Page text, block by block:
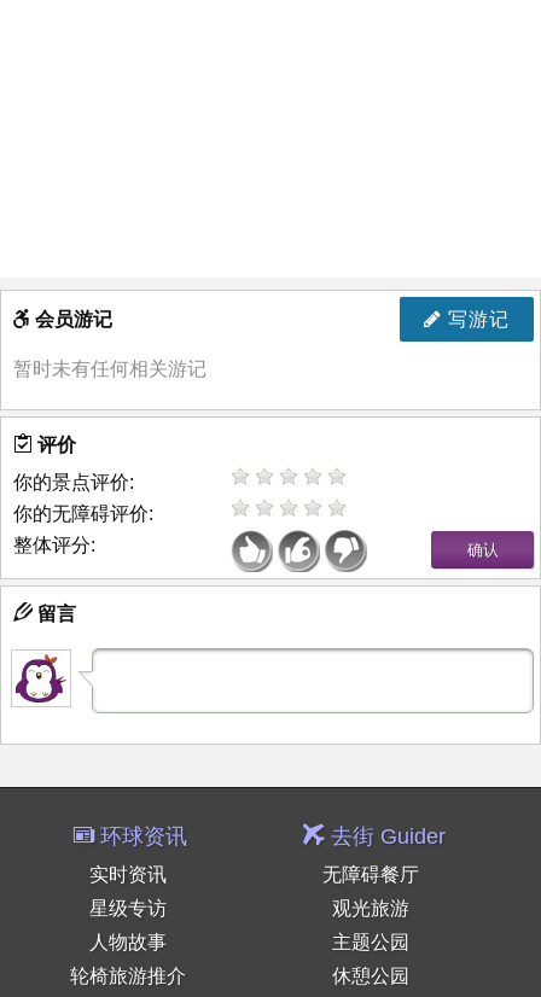
写游记
会员游记
暂时未有任何相关游记
评价
你的景点评价:
你的无障碍评价:
整体评分:
留言
环球资讯
实时资讯
星级专访
人物故事
轮椅旅游推介
去街 Guider
无障碍餐厅
观光旅游
主题公园
休憩公园